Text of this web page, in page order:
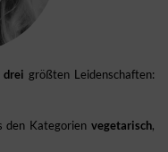
drei größten Leidenschaften:
den Kategorienvegetarisch,